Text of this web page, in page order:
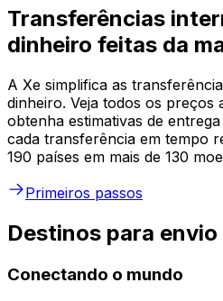
Transferências
dinheiro feitas da
A Xe simplifica as
dinheiro. Veja todos os preços
obtenha estimativas de
cada transferência em tempo
190 países em mais de 130
Primeiros passos
Destinos para
Conectando o mundo